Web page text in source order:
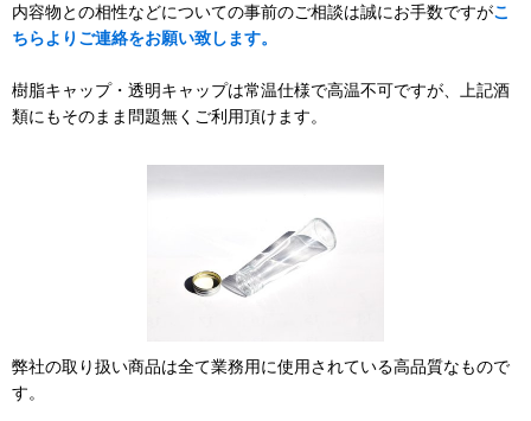
内容物との相性などについての事前のご相談は誠にお手数ですがこ
ちらよりご連絡をお願い致します。
樹脂キャップ・透明キャップは常温仕様で高温不可ですが、上記酒
類にもそのまま問題無くご利用頂けます。
弊社の取り扱い商品は全て業務用に使用されている高品質なもので
す。